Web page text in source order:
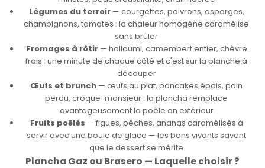
Légumes du terroir— courgettes, poivrons, asperges,
champignons, tomates : la chaleur homogène caramélise
sans brûler
Fromages à rôtir— halloumi, camembert entier, chèvre
frais : une minute de chaque côté et c'est sur la planche à
découper
Œufs et brunch — œufs au plat, pancakes épais, pain
perdu, croque-monsieur : la plancha remplace
avantageusement la poêle en extérieur
Fruits poêlés — figues, pêches, ananas caramélisés à
servir avec une boule de glace — les bons vivants savent
que le dessert se mérite
Plancha Gaz ou Brasero — Laquelle choisir ?